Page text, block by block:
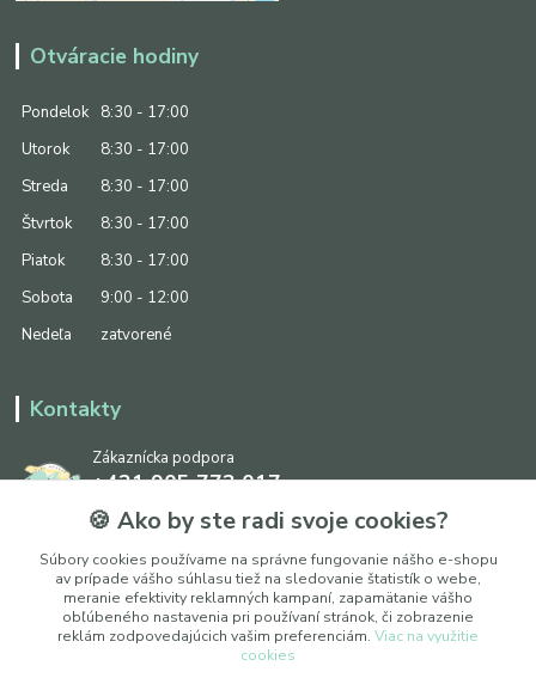
Otváracie hodiny
Pondelok
8:30 - 17:00
Utorok
8:30 - 17:00
Streda
8:30 - 17:00
Štvrtok
8:30 - 17:00
Piatok
8:30 - 17:00
Sobota
9:00 - 12:00
Nedeľa
zatvorené
Kontakty
Zákaznícka podpora
+421 905 773 017
(Po-Pia, 8:30 - 17:00, So: 9:00 - 12:00)
info@ipapier.sk
🍪 Ako by ste radi svoje cookies?
Súbory cookies používame na správne fungovanie nášho e-shopu
av prípade vášho súhlasu tiež na sledovanie štatistík o webe,
meranie efektivity reklamných kampaní, zapamätanie vášho
obľúbeného nastavenia pri používaní stránok, či zobrazenie
reklám zodpovedajúcich vašim preferenciám. Viac na využitie
cookies